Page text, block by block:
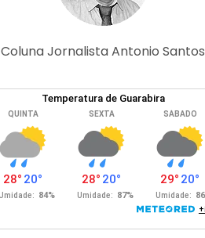
Coluna Jornalista Antonio Santos